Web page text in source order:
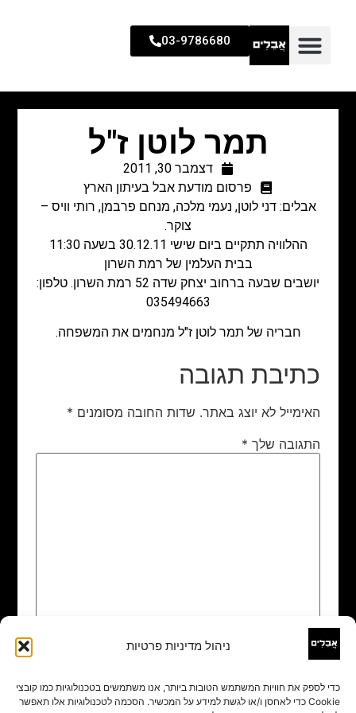
ניהול מדיניות פרטיות
כדי לספק את חוויות המשתמש הטובות ביותר, אנו משתמשים בטכנולוגיות כמו קובצי
Cookie כדי לאחסן ו/או לגשת למידע על המכשיר. הסכמה לטכנולוגיות אלו תאפשר
03-9786680
תמר לוטן ז"ל
דצמבר 30, 2011
פרסום מודעת אבל בעיתון הארץ
אבלים: דני לוטן, נעמי מלכה, מנחם פרבמן, רותי וויס –
צוקר.
ההלוויה תתקיים ביום שישי 30.12.11 בשעה 11:30
בבית העלמין של רמת השרון
יושבים שבעה ברחוב יצחק שדה 52 רמת השרון. טלפון:
035494663
חבריה של תמר לוטן ז"ל מנחמים את המשפחה.
כתיבת תגובה
האימייל לא יוצג באתר. שדות החובה מסומנים *
התגובה שלך *
שם